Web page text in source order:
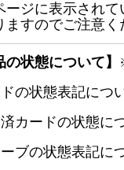
ージに表示され
ますのでご注意く
の状態について】
の状態表記につ
カードの状態に
ブの状態表記に